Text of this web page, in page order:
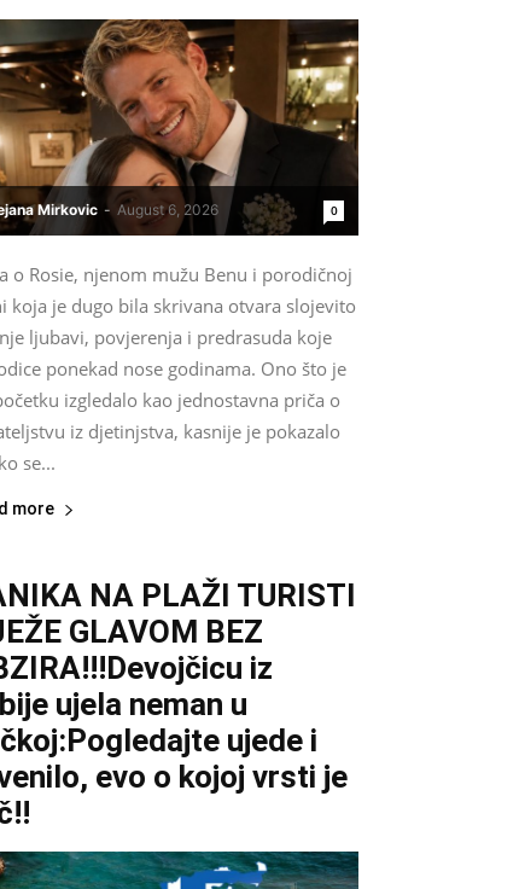
Mirkovic - August 6, 2026 0
o Rosie, njenom mužu Benu i porodičnoj
koja je dugo bila skrivana otvara slojevito
ljubavi, povjerenja i predrasuda koje
ponekad nose godinama. Ono što je
izgledalo kao jednostavna priča o
iz djetinjstva, kasnije je pokazalo
se...
more
NA PLAŽI TURISTI
GLAVOM BEZ
iz
ujela neman u
ujede i
evo o kojoj vrsti je